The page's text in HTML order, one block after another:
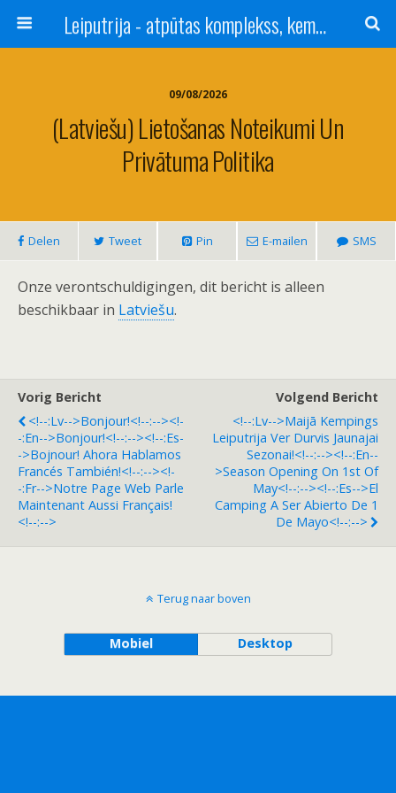
Leiputrija - atpūtas komplekss, kempings, viesu nams pie Rīgas / Camping, caravan site, bed and breakfast near Riga / Camping, caravanas, bungalows Letonia / Campingplatz, Caravanpark, Zimmer in Lettland / Kемпинг и гостевой дом к Риги
09/08/2026
(Latviešu) Lietošanas Noteikumi Un
Privātuma Politika
Delen Tweet Pin E-mailen SMS
Onze verontschuldigingen, dit bericht is alleen
beschikbaar in Latviešu.
Vorig Bericht
<!--:lv-->Bonjour!<!--:--><!-
-:en-->Bonjour!<!--:--><!--:es-
->Bojnour! Ahora Hablamos
Francés También!<!--:--><!-
-:fr-->Notre Page Web Parle
Maintenant Aussi Français!
<!--:-->
Volgend Bericht
<!--:lv-->Maijā Kempings
Leiputrija Ver Durvis Jaunajai
Sezonai!<!--:--><!--:en--
>Season Opening On 1st Of
May<!--:--><!--:es-->El
Camping A Ser Abierto De 1
De Mayo<!--:-->
Terug naar boven
Mobiel Desktop